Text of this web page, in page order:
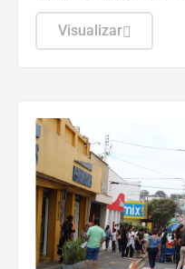
estadual, Senado,
assembleias
Visualizar